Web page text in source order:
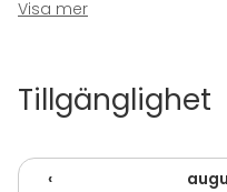
aikanaan seudun ainoa
monenlaisissa
iltatilaisuuden,
vaikkapa uuden
Visa mer
Tillgänglighet
‹